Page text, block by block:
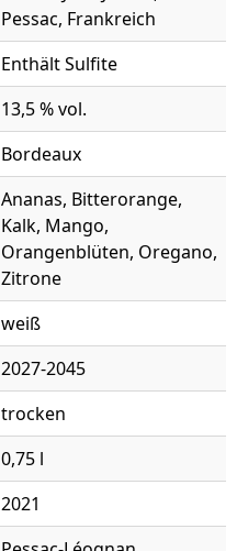
Pessac, Frankreich
Enthält Sulfite
13,5 % vol.
Bordeaux
Ananas, Bitterorange,
Kalk, Mango,
Orangenblüten, Oregano,
Zitrone
weiß
2027-2045
trocken
0,75 l
2021